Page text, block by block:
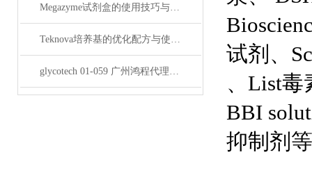
Megazyme试剂盒的使用技巧与实验优化方法
Teknova培养基的优化配方与使用技巧
glycotech 01-059 广州鸿程代理：开启糖生物学研究新征程
试剂、
、List毒
BBI
抑制剂